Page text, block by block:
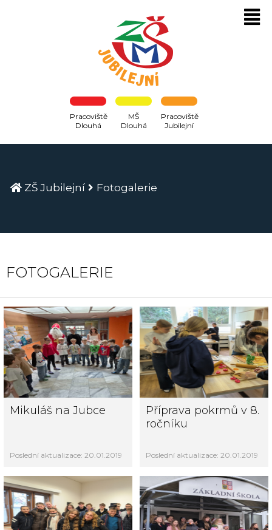
Pracoviště
Dlouhá
MŠ
Dlouhá
Pracoviště
Jubilejní
ZŠ Jubilejní Fotogalerie
FOTOGALERIE
Mikuláš na Jubce
Poslední aktualizace: 20.01.2019
Příprava pokrmů v 8.
ročníku
Poslední aktualizace: 20.01.2019